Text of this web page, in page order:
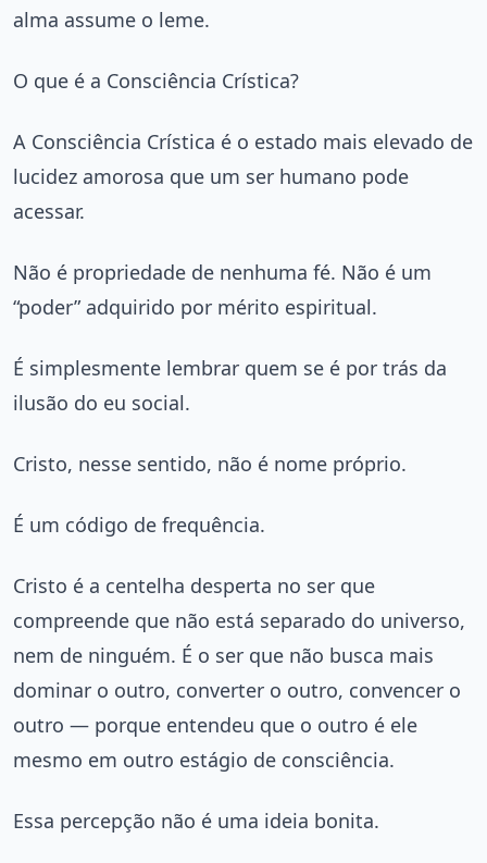
alma assume o leme.
O que é a Consciência Crística?
A Consciência Crística é o estado mais elevado de
lucidez amorosa que um ser humano pode
acessar.
Não é propriedade de nenhuma fé. Não é um
“poder” adquirido por mérito espiritual.
É simplesmente lembrar quem se é por trás da
ilusão do eu social.
Cristo, nesse sentido, não é nome próprio.
É um código de frequência.
Cristo é a centelha desperta no ser que
compreende que não está separado do universo,
nem de ninguém. É o ser que não busca mais
dominar o outro, converter o outro, convencer o
outro — porque entendeu que o outro é ele
mesmo em outro estágio de consciência.
Essa percepção não é uma ideia bonita.